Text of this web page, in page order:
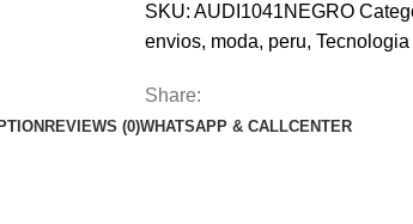
SKU: AUDI1041NEGRO
envios, moda, peru, Tecnologia
Share:
REVIEWS (0)WHATSAPP & CALLCENTER